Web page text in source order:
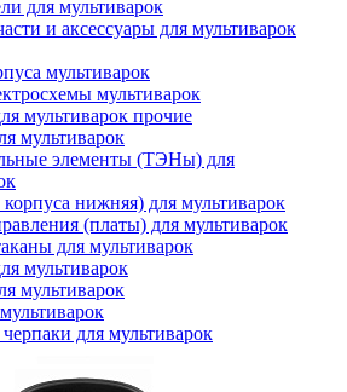
для мультиварок
и аксессуары для мультиварок
мультиварок
мультиварок
мультиварок прочие
мультиварок
элементы (ТЭНы) для
корпуса нижняя) для мультиварок
(платы) для мультиварок
для мультиварок
мультиварок
мультиварок
для мультиварок